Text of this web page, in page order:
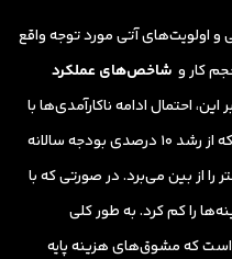
و اولویت‌های آتی مورد توجه واقع
کار و شاخص‌های عملکرد
این، احتمال ادامه ناکارآمدی‌ها با
این شیوه وجود دارد. برای مثال، مدیری که از رشد 10 درصدی بودجه سالانه
از بین می‌برد. در صورتی که با
را کم کرد. به طور کلی
است که مشوق‌های هزینه پایه